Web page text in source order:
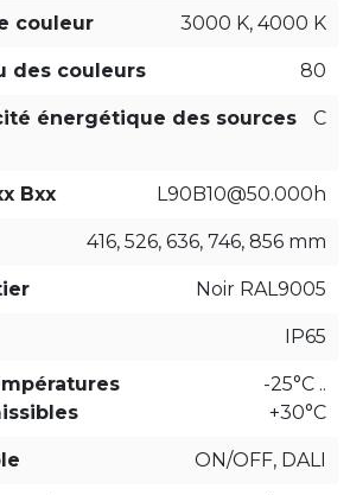
couleur 3000 K, 4000 K
des couleurs 80
énergétique des sources
C
Bxx L90B10@50.000h
416, 526, 636, 746, 856 mm
Noir RAL9005
IP65
-25°C ..
+30°C
ON/OFF, DALI